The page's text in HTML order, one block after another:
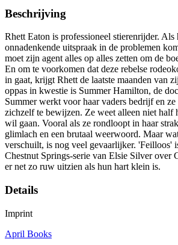
Beschrijving
Rhett Eaton is professioneel stierenrijder. Als
onnadenkende uitspraak in de problemen
moet zijn agent alles op alles zetten om de
En om te voorkomen dat deze rebelse
in gaat, krijgt Rhett de laatste maanden van
oppas in kwestie is Summer Hamilton, de
Summer werkt voor haar vaders bedrijf en
zichzelf te bewijzen. Ze weet alleen niet half
wil gaan. Vooral als ze rondloopt in haar
glimlach en een brutaal weerwoord. Maar
verschuilt, is nog veel gevaarlijker. 'Feilloos'
Chestnut Springs-serie van Elsie Silver over
er net zo ruw uitzien als hun hart klein is.
Details
Imprint
April Books